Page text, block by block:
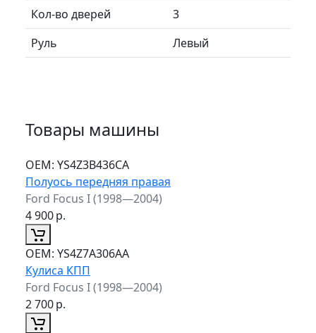
Кол-во дверей
3
Руль
Левый
Товары машины
ОЕМ: YS4Z3B436CA
Полуось передняя правая
Ford Focus I (1998—2004)
4 900р.
ОЕМ: YS4Z7A306AA
Кулиса КПП
Ford Focus I (1998—2004)
2 700р.